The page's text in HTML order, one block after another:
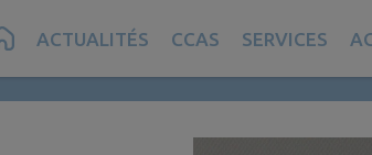
de page
ACTUALITÉS CCAS SERVICES